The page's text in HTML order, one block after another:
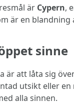
är Cypern,
är en
sinne
är att låta sig
utsikt eller
alla sinnen.